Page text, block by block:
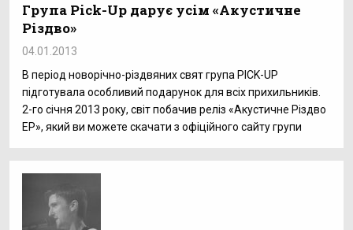
Група Pick-Up дарує усім «Акустичне
Різдво»
04.01.2013
В період новорічно-різдвяних свят група PICK-UP
підготувала особливий подарунок для всіх прихильників.
2-го січня 2013 року, світ побачив реліз «Акустичне Різдво
EP», який ви можете скачати з офіційного сайту групи